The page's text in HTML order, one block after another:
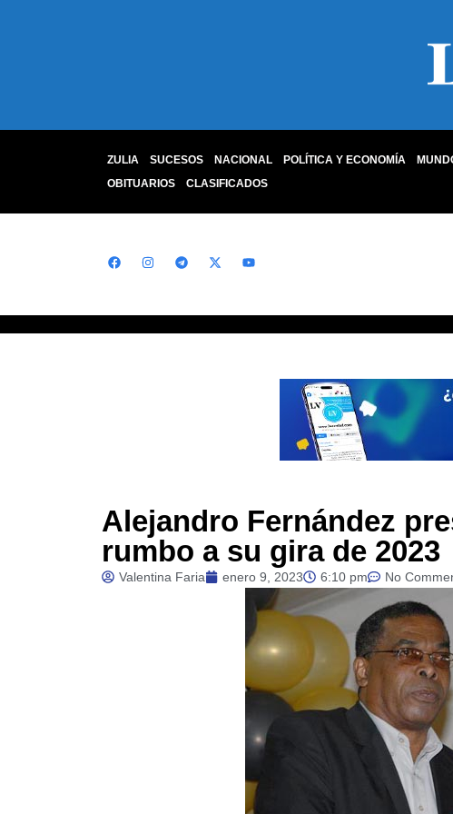
ZULIA SUCESOS NACIONAL POLÍTICA Y ECONOMÍA
OBITUARIOS
CLASIFICADOS
Alejandro Fernández
rumbo a su gira de 2023
Valentina Faria enero 9, 2023 6:10 pm No